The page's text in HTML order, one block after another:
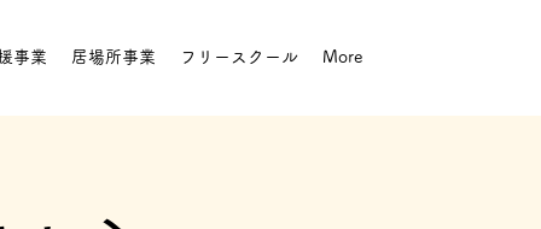
事業 居場所事業 フリースクール More